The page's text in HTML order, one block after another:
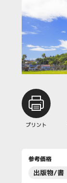
プリント
参考価格
出版物/書